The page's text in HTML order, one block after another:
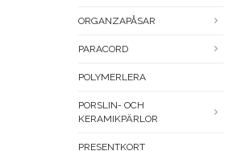
ORGANZAPÅSAR
PARACORD
POLYMERLERA
PORSLIN- OCH
KERAMIKPÄRLOR
PRESENTKORT